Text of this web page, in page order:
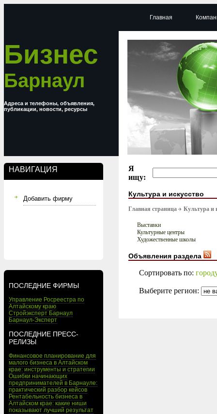
Бизнес
Барнаул
Адреса и телефоны, объявления,
публикации, новости, ресурсы
НАВИГАЦИЯ
Добавить фирму
ПОСЛЕДНИЕ ФИРМЫ
Управление Росреестра по
Алтайскому краю
Стройэксперт Барнаул
Барнаул-Эксперт
ПОСЛЕДНИЕ ПРЕСС-
РЕЛИЗЫ
Финансовое планирование для
малого бизнеса в Алтайском
крае: инструменты и стратегии
Ошибки начинающих
предпринимателей в Барнауле:
практический разбор кейсов
Рентабельность бизнеса в
Алтайском крае: какие ниши
показывают лучший результат
Главная
Я
ищу:
Культура и искусство
Главная страница Культура и
Выставки
Культурные центры
Художественные школы
Объявления раздела
Сортировать по:
Выберите регион: